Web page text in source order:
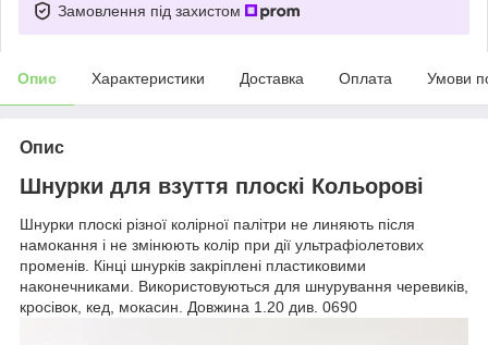
Замовлення під захистом
Опис Характеристики Доставка Оплата Умови
Опис
Шнурки для взуття плоскі Кольорові
Шнурки плоскі різної колірної палітри не линяють після
намокання і не змінюють колір при дії ультрафіолетових
променів. Кінці шнурків закріплені пластиковими
наконечниками. Використовуються для шнурування черевиків,
кросівок, кед, мокасин. Довжина 1.20 див. 0690